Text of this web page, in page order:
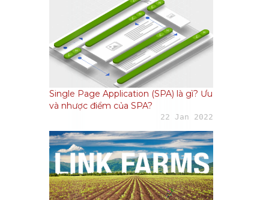
Single Page Application (SPA) là gì? Ưu
và nhược điểm của SPA?
22 Jan 2022